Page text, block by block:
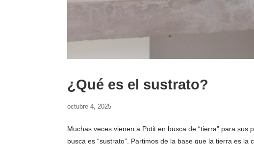
¿Qué es el sustrato?
octubre 4, 2025
Muchas veces vienen a Pötit en busca de “tierra” para
busca es “sustrato”. Partimos de la base que la tierra es